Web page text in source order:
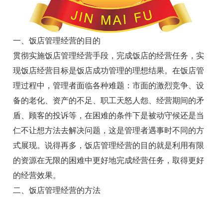
一、饭店管理经营的目的
贯彻实施饭店管理经营手段，完成饭店的经营任务，实
现饭店经营目标是饭店成功管理的理想结果。在饭店管
理过程中，管理者面临各种难题：市面的激烈竞争、设
备的老化、资产的不足、职工天怒人怨、经营期间的矛
盾、顾客的投诉等，在困难的条件下是被动守候还是当
仁不让想方法去解决问题，这是管理者遇事时不同的方
式展现。说得再多，饭店管理经营的目的就是利用有限
的资源在无限的困难中更好地完成经营任务，取得更好
的经营效果。
二、饭店管理经营的方法